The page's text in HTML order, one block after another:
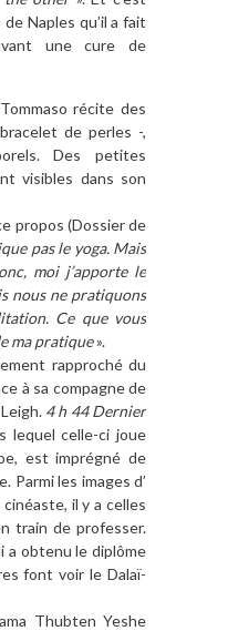
Naples qu’il a fait
une cure de
récite des
de perles -,
Des petites
visibles dans son
propos (Dossier de
pas le yoga. Mais
moi j’apporte le
nous ne pratiquons
Ce que vous
ma pratique».
rapproché du
à sa compagne de
4 h 44 Dernier
lequelcelle-cijoue
est imprégné de
Parmi les images d’
cinéaste, il y a celles
train de professer.
a obtenu le diplôme
font voir le Dalaï-
Thubten Yeshe